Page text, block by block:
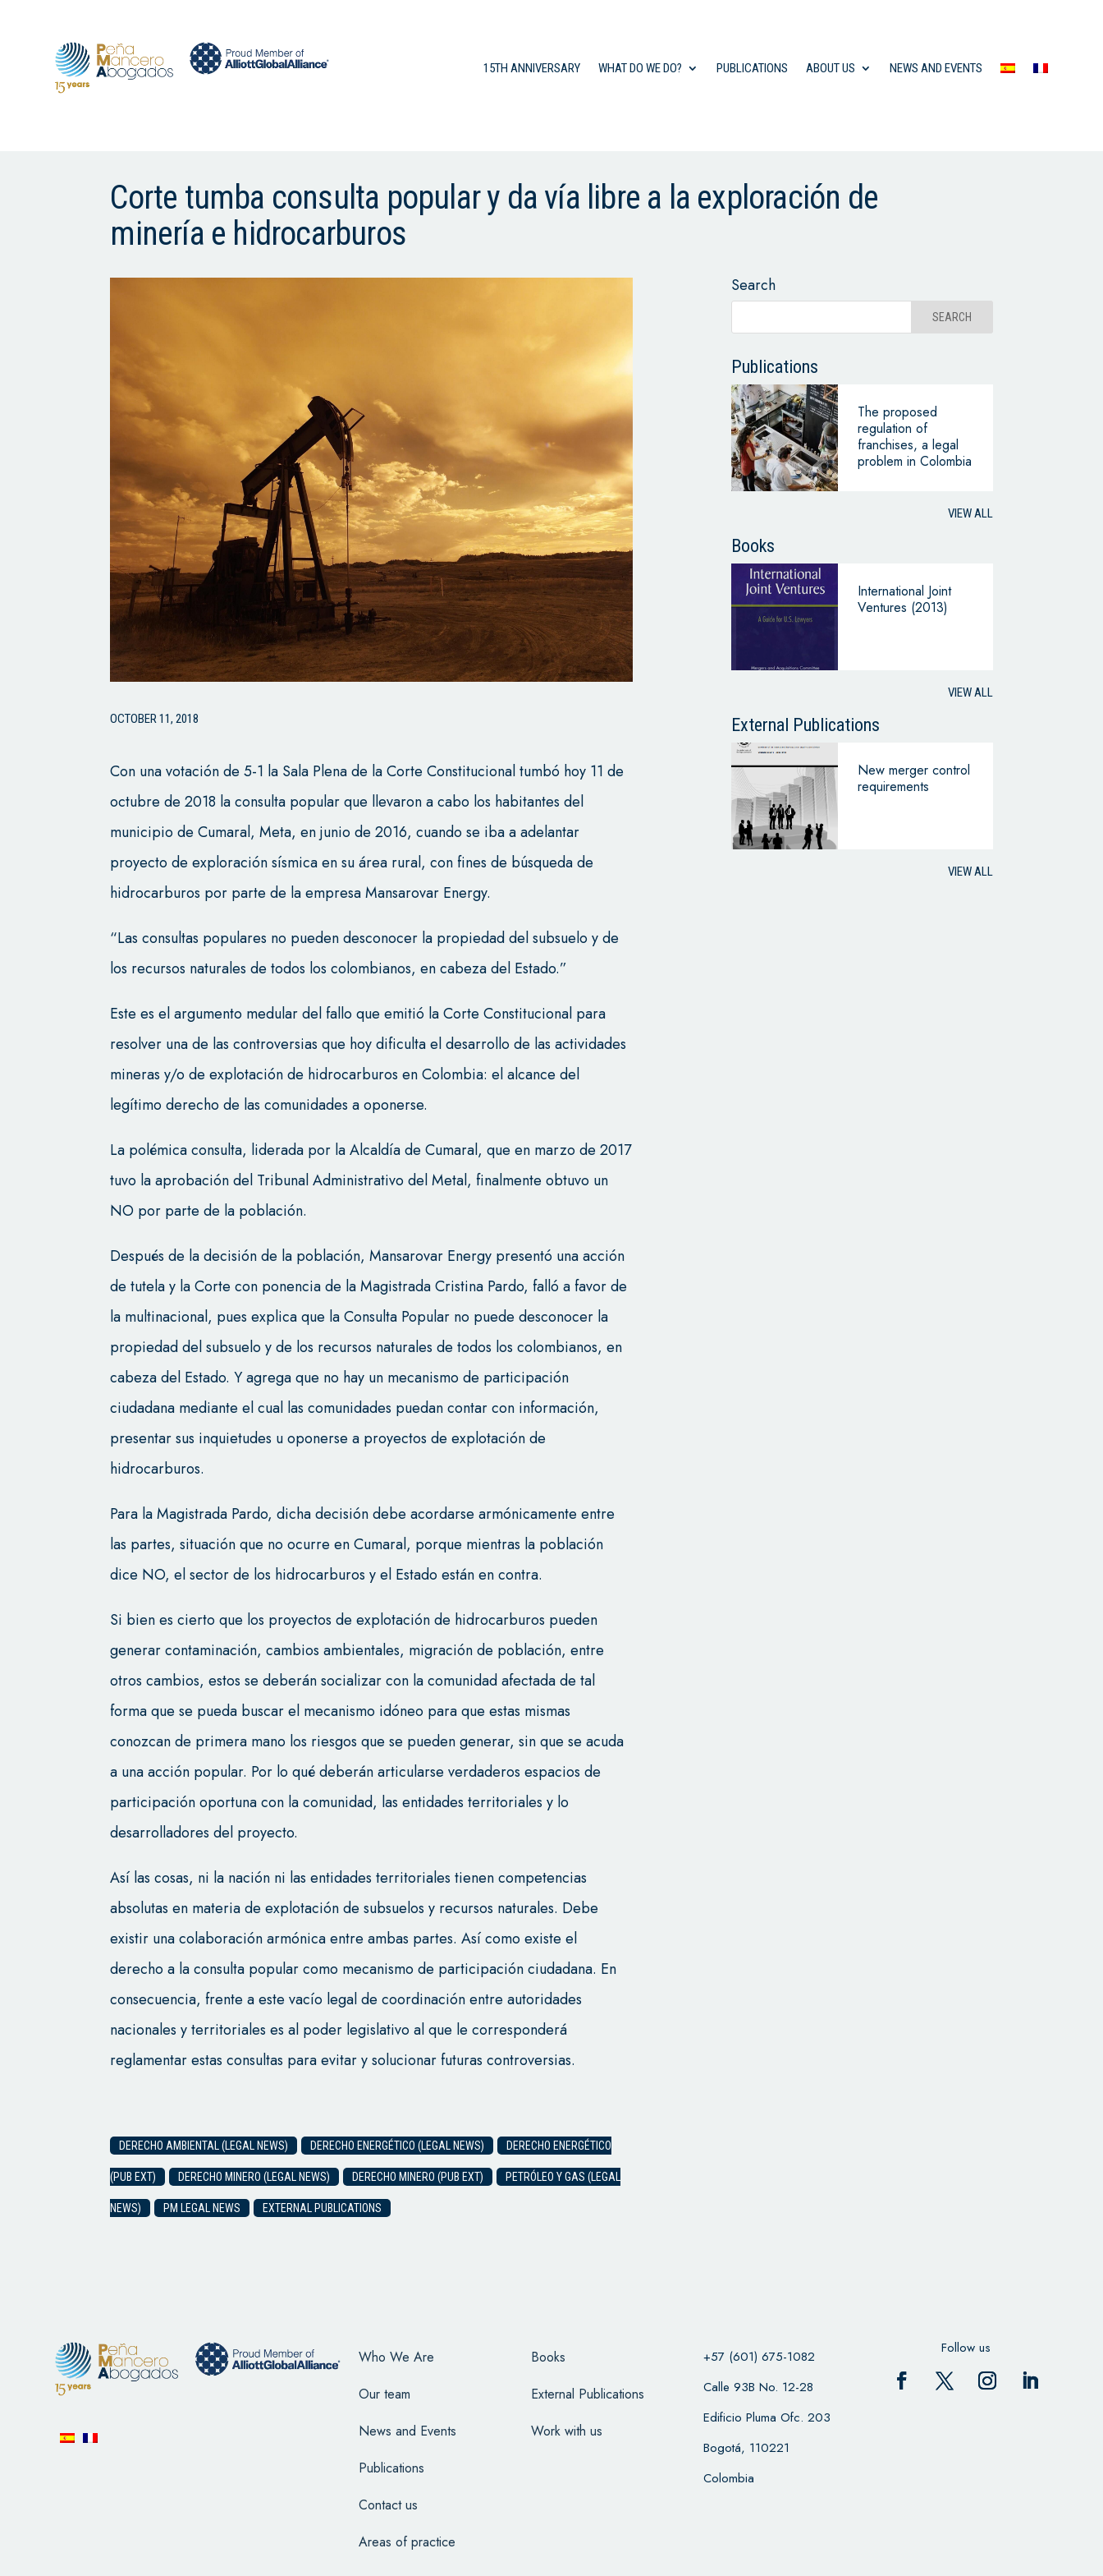
15TH ANNIVERSARY WHAT DO WE DO? PUBLICATIONS ABOUT US NEWS AND EVENTS
Corte tumba consulta popular y da vía libre a la exploración de
minería e hidrocarburos
OCTOBER 11, 2018
Con una votación de 5-1 la Sala Plena de la Corte Constitucional tumbó hoy 11 de
octubre de 2018 la consulta popular que llevaron a cabo los habitantes del
municipio de Cumaral, Meta, en junio de 2016, cuando se iba a adelantar
proyecto de exploración sísmica en su área rural, con fines de búsqueda de
hidrocarburos por parte de la empresa Mansarovar Energy.
“Las consultas populares no pueden desconocer la propiedad del subsuelo y de
los recursos naturales de todos los colombianos, en cabeza del Estado.”
Este es el argumento medular del fallo que emitió la Corte Constitucional para
resolver una de las controversias que hoy dificulta el desarrollo de las actividades
mineras y/o de explotación de hidrocarburos en Colombia: el alcance del
legítimo derecho de las comunidades a oponerse.
La polémica consulta, liderada por la Alcaldía de Cumaral, que en marzo de 2017
tuvo la aprobación del Tribunal Administrativo del Metal, finalmente obtuvo un
NO por parte de la población.
Después de la decisión de la población, Mansarovar Energy presentó una acción
de tutela y la Corte con ponencia de la Magistrada Cristina Pardo, falló a favor de
la multinacional, pues explica que la Consulta Popular no puede desconocer la
propiedad del subsuelo y de los recursos naturales de todos los colombianos, en
cabeza del Estado. Y agrega que no hay un mecanismo de participación
ciudadana mediante el cual las comunidades puedan contar con información,
presentar sus inquietudes u oponerse a proyectos de explotación de
hidrocarburos.
Para la Magistrada Pardo, dicha decisión debe acordarse armónicamente entre
las partes, situación que no ocurre en Cumaral, porque mientras la población
dice NO, el sector de los hidrocarburos y el Estado están en contra.
Si bien es cierto que los proyectos de explotación de hidrocarburos pueden
generar contaminación, cambios ambientales, migración de población, entre
otros cambios, estos se deberán socializar con la comunidad afectada de tal
forma que se pueda buscar el mecanismo idóneo para que estas mismas
conozcan de primera mano los riesgos que se pueden generar, sin que se acuda
a una acción popular. Por lo qué deberán articularse verdaderos espacios de
participación oportuna con la comunidad, las entidades territoriales y lo
desarrolladores del proyecto.
Así las cosas, ni la nación ni las entidades territoriales tienen competencias
absolutas en materia de explotación de subsuelos y recursos naturales. Debe
existir una colaboración armónica entre ambas partes. Así como existe el
derecho a la consulta popular como mecanismo de participación ciudadana. En
consecuencia, frente a este vacío legal de coordinación entre autoridades
nacionales y territoriales es al poder legislativo al que le corresponderá
reglamentar estas consultas para evitar y solucionar futuras controversias.
DERECHO AMBIENTAL (LEGAL NEWS) DERECHO ENERGÉTICO (LEGAL NEWS) DERECHO ENERGÉTICO
(PUB EXT) DERECHO MINERO (LEGAL NEWS) DERECHO MINERO (PUB EXT) PETRÓLEO Y GAS (LEGAL
NEWS) PM LEGAL NEWS EXTERNAL PUBLICATIONS
Search
Publications
The proposed
regulation of
franchises, a legal
problem in Colombia
VIEW ALL
Books
International Joint
Ventures (2013)
VIEW ALL
External Publications
New merger control
requirements
VIEW ALL
Who We Are
Our team
News and Events
Publications
Contact us
Areas of practice
Books
External Publications
Work with us
+57 (601) 675-1082
Calle 93B No. 12-28
Edificio Pluma Ofc. 203
Bogotá, 110221
Colombia
Follow us